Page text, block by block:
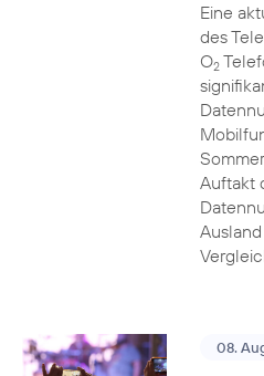
Eine
des
O2
Auftakt
08.